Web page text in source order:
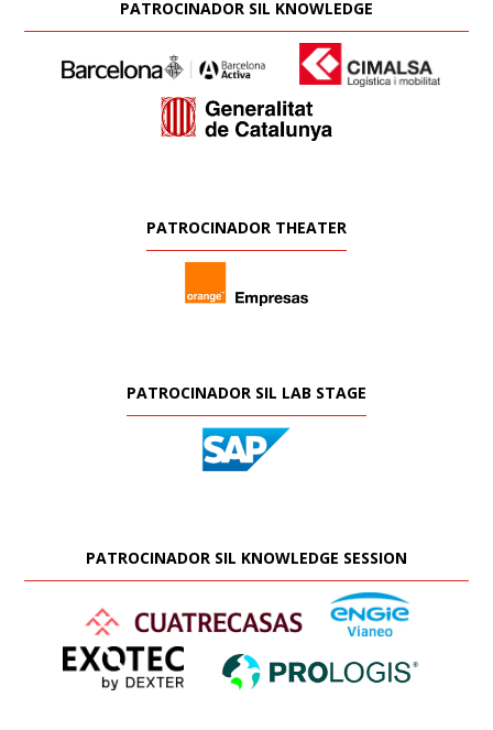
PATROCINADOR SIL KNOWLEDGE
PATROCINADOR THEATER
PATROCINADOR SIL LAB STAGE
PATROCINADOR SIL KNOWLEDGE SESSION